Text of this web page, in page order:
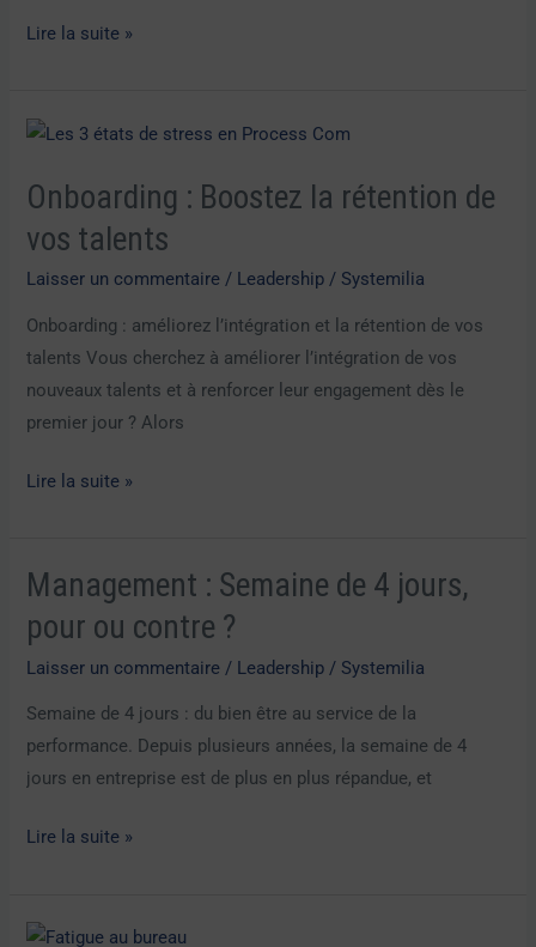
de
Lire la suite »
Onboarding : Boostez la rétention de
vos talents
Laisser un commentaire / Leadership / Systemilia
Onboarding : améliorez l’intégration et la rétention de vos
talents Vous cherchez à améliorer l’intégration de vos
nouveaux talents et à renforcer leur engagement dès le
premier jour ? Alors
Onboarding
Boostez
la
vos
talents
Lire la suite »
Management : Semaine de 4 jours,
pour ou contre ?
Laisser un commentaire / Leadership / Systemilia
Semaine de 4 jours : du bien être au service de la
performance. Depuis plusieurs années, la semaine de 4
jours en entreprise est de plus en plus répandue, et
Management
Semaine
de
4
jours,
pour
contre
Lire la suite »
Gestion